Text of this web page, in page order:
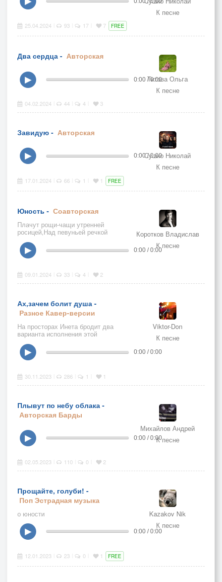
К песне
25.04.2024 93 17 7 FREE
Два сердца - Авторская
Титова Ольга
К песне
▶ 0:00 / 0:00
04.02.2024 44 4 3
Завидую - Авторская
Сушко Николай
К песне
▶ 0:00 / 0:00
17.01.2024 66 1 1 FREE
Юность - Соавторская
Плачут рощи-чащи утренней
росицей,Над певуньей речкой
ивушка-девицаСобирает в косы
шёлковые пряди…Мне приснилась
юность, вся в губной помаде.
Коротков Владислав
К песне
▶ 0:00 / 0:00
09.01.2024 33 4 2
Ах,зачем болит душа -
Разное Кавер-версии
На просторах Инета бродит два
варианта исполнения этой
композиции. От автора Александра
Кирьянова ( РАО) и Марго.
Viktor-Don
К песне
▶ 0:00 / 0:00
30.11.2023 286 1 1
Плывут по небу облака -
Авторская Барды
Михайлов Андрей
К песне
▶ 0:00 / 0:00
02.05.2023 110 0 2
Прощайте, голуби! -
Поп Эстрадная музыка
о юности
Kazakov Nik
К песне
▶ 0:00 / 0:00
12.01.2023 23 0 1 FREE